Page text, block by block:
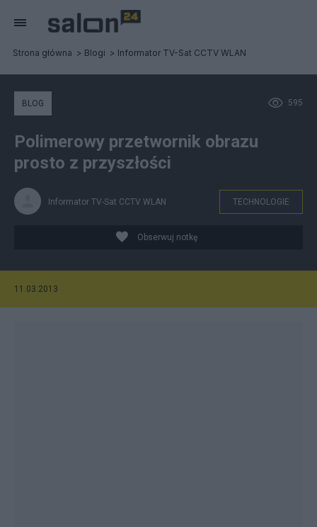
Strona główna Blogi Informator TV-Sat CCTV WLAN
595
BLOG
Polimerowy przetwornik obrazu
prosto z przyszłości
Informator TV-Sat CCTV WLAN TECHNOLOGIE
Obserwuj notkę
11.03.2013